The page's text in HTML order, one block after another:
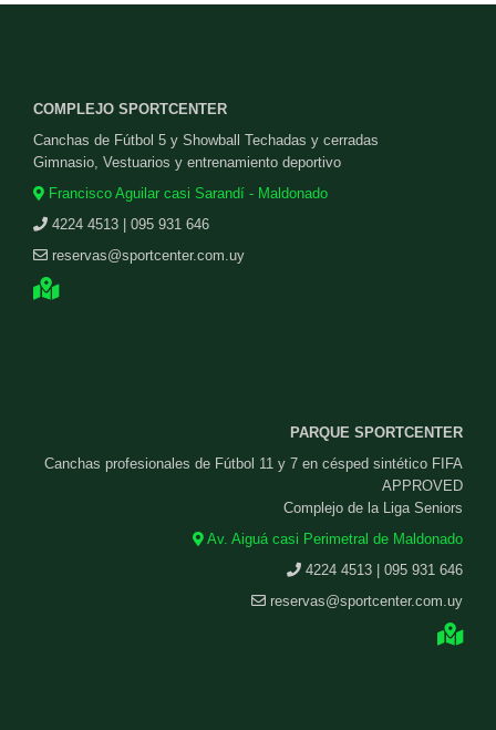
COMPLEJO SPORTCENTER
Canchas de Fútbol 5 y Showball Techadas y cerradas
Gimnasio, Vestuarios y entrenamiento deportivo
Francisco Aguilar casi Sarandí - Maldonado
4224 4513 | 095 931 646
reservas@sportcenter.com.uy
PARQUE SPORTCENTER
Canchas profesionales de Fútbol 11 y 7 en césped sintético FIFA
APPROVED
Complejo de la Liga Seniors
Av. Aiguá casi Perimetral de Maldonado
4224 4513 | 095 931 646
reservas@sportcenter.com.uy